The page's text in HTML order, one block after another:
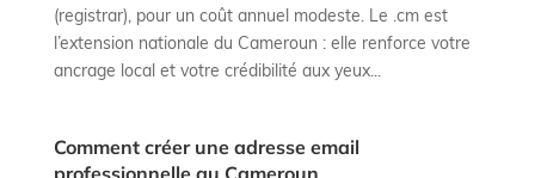
(registrar), pour un coût annuel modeste. Le .cm est
l’extension nationale du Cameroun : elle renforce votre
ancrage local et votre crédibilité aux yeux...
Comment créer une adresse email
professionnelle au Cameroun